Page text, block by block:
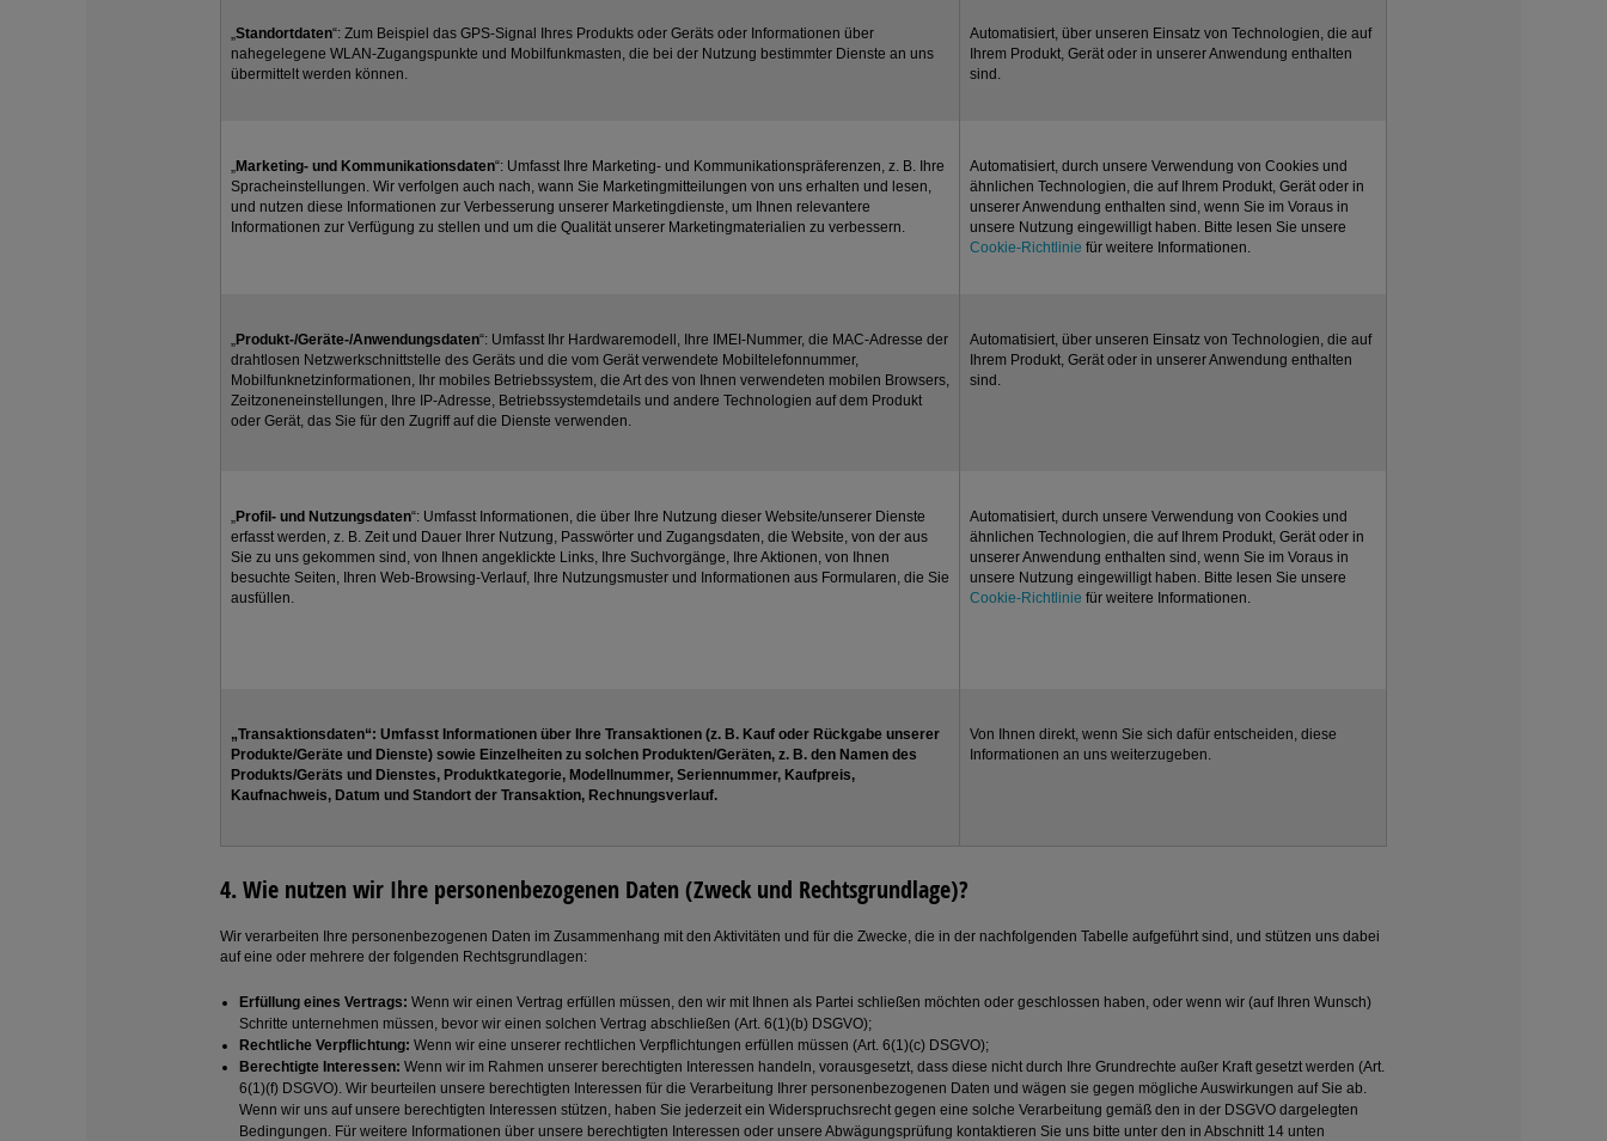
„Standortdaten“: Zum Beispiel das GPS-Signal Ihres Produkts oder Geräts oder Informationen über
nahegelegene WLAN-Zugangspunkte und Mobilfunkmasten, die bei der Nutzung bestimmter Dienste an uns
übermittelt werden können.
Automatisiert, über unseren Einsatz von Technologien, die auf
Ihrem Produkt, Gerät oder in unserer Anwendung enthalten
sind.
„Marketing- und Kommunikationsdaten“: Umfasst Ihre Marketing- und Kommunikationspräferenzen, z. B. Ihre
Spracheinstellungen. Wir verfolgen auch nach, wann Sie Marketingmitteilungen von uns erhalten und lesen,
und nutzen diese Informationen zur Verbesserung unserer Marketingdienste, um Ihnen relevantere
Informationen zur Verfügung zu stellen und um die Qualität unserer Marketingmaterialien zu verbessern.
Automatisiert, durch unsere Verwendung von Cookies und
ähnlichen Technologien, die auf Ihrem Produkt, Gerät oder in
unserer Anwendung enthalten sind, wenn Sie im Voraus in
unsere Nutzung eingewilligt haben. Bitte lesen Sie unsere
Cookie-Richtlinie für weitere Informationen.
„Produkt-/Geräte-/Anwendungsdaten“: Umfasst Ihr Hardwaremodell, Ihre IMEI-Nummer, die MAC-Adresse der
drahtlosen Netzwerkschnittstelle des Geräts und die vom Gerät verwendete Mobiltelefonnummer,
Mobilfunknetzinformationen, Ihr mobiles Betriebssystem, die Art des von Ihnen verwendeten mobilen Browsers,
Zeitzoneneinstellungen, Ihre IP-Adresse, Betriebssystemdetails und andere Technologien auf dem Produkt
oder Gerät, das Sie für den Zugriff auf die Dienste verwenden.
Automatisiert, über unseren Einsatz von Technologien, die auf
Ihrem Produkt, Gerät oder in unserer Anwendung enthalten
sind.
„Profil- und Nutzungsdaten“: Umfasst Informationen, die über Ihre Nutzung dieser Website/unserer Dienste
erfasst werden, z. B. Zeit und Dauer Ihrer Nutzung, Passwörter und Zugangsdaten, die Website, von der aus
Sie zu uns gekommen sind, von Ihnen angeklickte Links, Ihre Suchvorgänge, Ihre Aktionen, von Ihnen
besuchte Seiten, Ihren Web-Browsing-Verlauf, Ihre Nutzungsmuster und Informationen aus Formularen, die Sie
ausfüllen.
Automatisiert, durch unsere Verwendung von Cookies und
ähnlichen Technologien, die auf Ihrem Produkt, Gerät oder in
unserer Anwendung enthalten sind, wenn Sie im Voraus in
unsere Nutzung eingewilligt haben. Bitte lesen Sie unsere
Cookie-Richtlinie für weitere Informationen.
„Transaktionsdaten“: Umfasst Informationen über Ihre Transaktionen (z. B. Kauf oder Rückgabe unserer
Produkte/Geräte und Dienste) sowie Einzelheiten zu solchen Produkten/Geräten, z. B. den Namen des
Produkts/Geräts und Dienstes, Produktkategorie, Modellnummer, Seriennummer, Kaufpreis,
Kaufnachweis, Datum und Standort der Transaktion, Rechnungsverlauf.
Von Ihnen direkt, wenn Sie sich dafür entscheiden, diese
Informationen an uns weiterzugeben.
4. Wie nutzen wir Ihre personenbezogenen Daten (Zweck und Rechtsgrundlage)?
Wir verarbeiten Ihre personenbezogenen Daten im Zusammenhang mit den Aktivitäten und für die Zwecke, die in der nachfolgenden Tabelle aufgeführt sind, und stützen uns dabei
auf eine oder mehrere der folgenden Rechtsgrundlagen:
Erfüllung eines Vertrags: Wenn wir einen Vertrag erfüllen müssen, den wir mit Ihnen als Partei schließen möchten oder geschlossen haben, oder wenn wir (auf Ihren Wunsch)
Schritte unternehmen müssen, bevor wir einen solchen Vertrag abschließen (Art. 6(1)(b) DSGVO);
Rechtliche Verpflichtung: Wenn wir eine unserer rechtlichen Verpflichtungen erfüllen müssen (Art. 6(1)(c) DSGVO);
Berechtigte Interessen: Wenn wir im Rahmen unserer berechtigten Interessen handeln, vorausgesetzt, dass diese nicht durch Ihre Grundrechte außer Kraft gesetzt werden (Art.
6(1)(f) DSGVO). Wir beurteilen unsere berechtigten Interessen für die Verarbeitung Ihrer personenbezogenen Daten und wägen sie gegen mögliche Auswirkungen auf Sie ab.
Wenn wir uns auf unsere berechtigten Interessen stützen, haben Sie jederzeit ein Widerspruchsrecht gegen eine solche Verarbeitung gemäß den in der DSGVO dargelegten
Bedingungen. Für weitere Informationen über unsere berechtigten Interessen oder unsere Abwägungsprüfung kontaktieren Sie uns bitte unter den in Abschnitt 14 unten